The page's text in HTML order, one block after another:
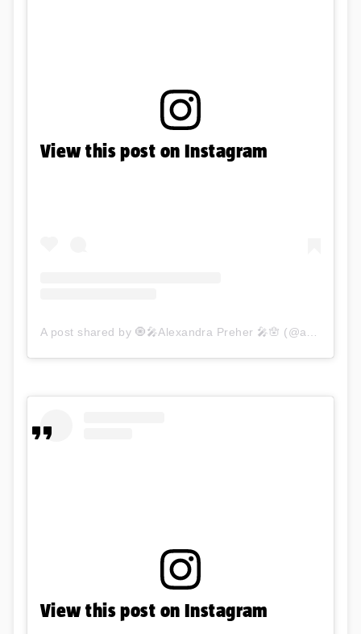
View this post on Instagram
A post shared by 🧿🎤Alexandra Preher 🎤🪬 (@aura_officiel)
View this post on Instagram